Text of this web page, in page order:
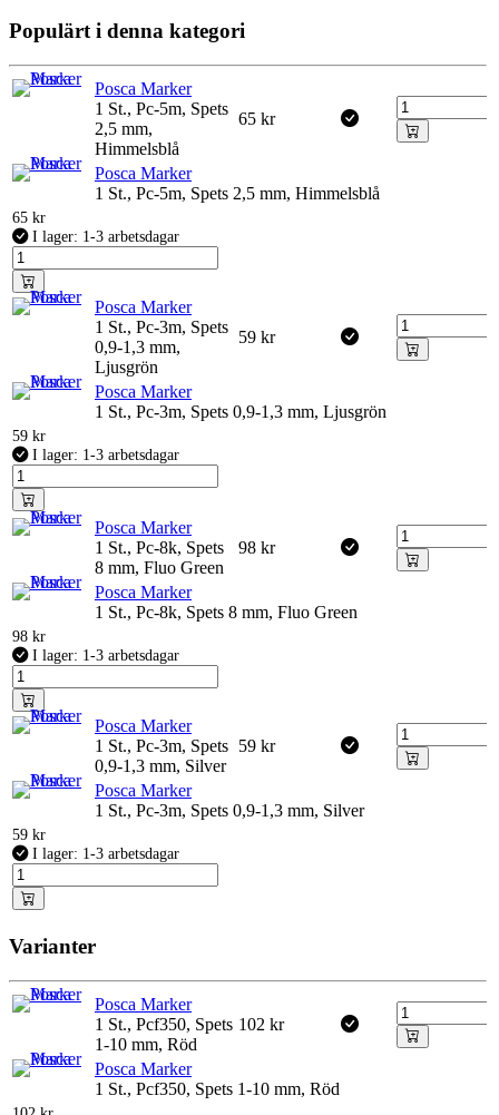
Populärt i denna kategori
Posca Marker
1 St., Pc-5m, Spets
2,5 mm,
Himmelsblå
65 kr
Posca Marker
1 St., Pc-5m, Spets 2,5 mm, Himmelsblå
65 kr
I lager: 1-3 arbetsdagar
Posca Marker
1 St., Pc-3m, Spets
0,9-1,3 mm,
Ljusgrön
59 kr
Posca Marker
1 St., Pc-3m, Spets 0,9-1,3 mm, Ljusgrön
59 kr
I lager: 1-3 arbetsdagar
Posca Marker
1 St., Pc-8k, Spets
8 mm, Fluo Green
98 kr
Posca Marker
1 St., Pc-8k, Spets 8 mm, Fluo Green
98 kr
I lager: 1-3 arbetsdagar
Posca Marker
1 St., Pc-3m, Spets
0,9-1,3 mm, Silver
59 kr
Posca Marker
1 St., Pc-3m, Spets 0,9-1,3 mm, Silver
59 kr
I lager: 1-3 arbetsdagar
Varianter
Posca Marker
1 St., Pcf350, Spets
1-10 mm, Röd
102 kr
Posca Marker
1 St., Pcf350, Spets 1-10 mm, Röd